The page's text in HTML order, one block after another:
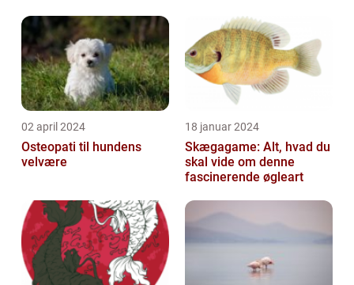
02 april 2024
Osteopati til hundens
velvære
18 januar 2024
Skægagame: Alt, hvad du
skal vide om denne
fascinerende øgleart